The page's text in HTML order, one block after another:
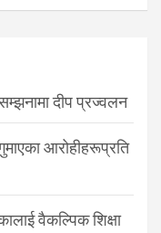
दीप प्रज्वलन
आरोहीहरूप्रति
वैकल्पिक शिक्षा